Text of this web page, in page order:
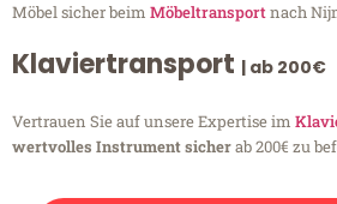
Möbel sicher beim Möbeltransportnach
Klaviertransport | ab 200€
Vertrauen Sie auf unsere Expertise im
wertvolles Instrument sicherab 200€ zu